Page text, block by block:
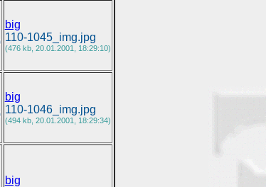
big
110-1045_img.jpg
(476 kb, 20.01.2001, 18:29:10)
big
110-1046_img.jpg
(494 kb, 20.01.2001, 18:29:34)
big